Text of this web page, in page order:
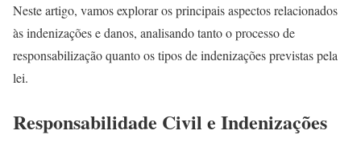
Neste artigo, vamos explorar os principais aspectos relacionados
às indenizações e danos, analisando tanto o processo de
responsabilização quanto os tipos de indenizações previstas pela
lei.
Responsabilidade Civil e Indenizações